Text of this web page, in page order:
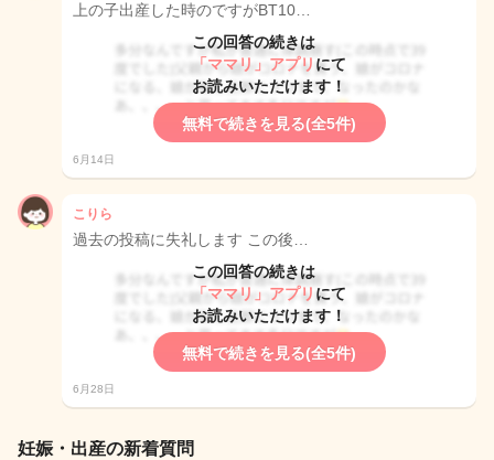
上の子出産した時のですがBT10…
この回答の続きは
「ママリ」アプリ にて
お読みいただけます！
無料で続きを見る(全5件)
6月14日
こりら
過去の投稿に失礼します この後…
この回答の続きは
「ママリ」アプリ にて
お読みいただけます！
無料で続きを見る(全5件)
6月28日
妊娠・出産の新着質問